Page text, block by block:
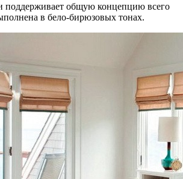
поддерживает общую концепцию всего
в бело-бирюзовых тонах.